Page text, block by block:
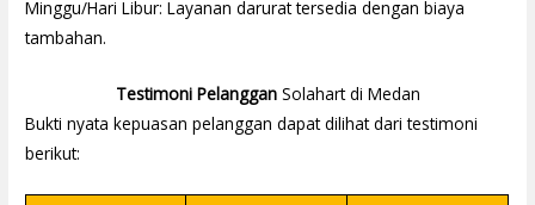
Minggu/Hari Libur: Layanan darurat tersedia dengan biaya
tambahan.
Testimoni PelangganSolahart di Medan
Bukti nyata kepuasan pelanggan dapat dilihat dari testimoni
berikut: